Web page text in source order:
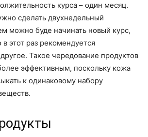
курса – один месяц.
сделать двухнедельный
можно буде начинать новый курс,
этот раз рекомендуется
Такое чередование продуктов
эффективным, поскольку кожа
к одинаковому набору